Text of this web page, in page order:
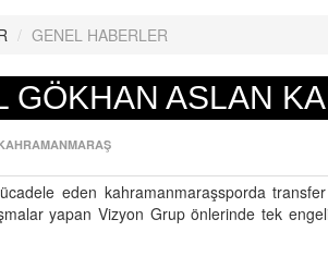
/ GENEL HABERLER
GÖKHAN ASLAN
eden kahramanmaraşsporda transfer
yapan Vizyon Grup önlerinde tek